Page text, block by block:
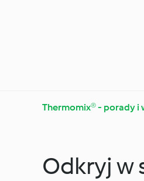
Thermomix® - porady i
Poznaj platformę
Cookidoo®
Odkryj w